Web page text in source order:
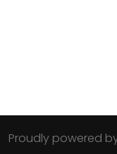
Proudly powered